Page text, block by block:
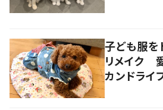
子ども服を
リメイク
カンドライ